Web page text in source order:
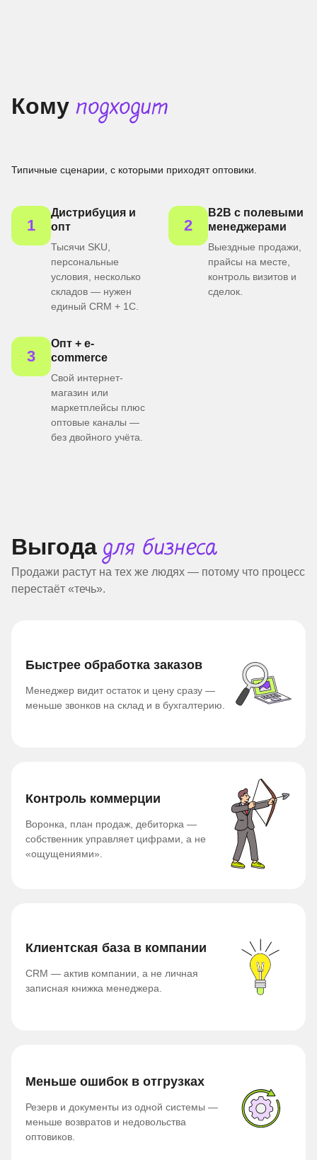
Кому подходит
Типичные сценарии, с которыми приходят оптовики.
1
Дистрибуция и
опт
Тысячи SKU,
персональные
условия, несколько
складов — нужен
единый CRM + 1С.
2
B2B с полевыми
менеджерами
Выездные продажи,
прайсы на месте,
контроль визитов и
сделок.
3
Опт + e-
commerce
Свой интернет-
магазин или
маркетплейсы плюс
оптовые каналы —
без двойного учёта.
Выгода для бизнеса
Продажи растут на тех же людях — потому что процесс
перестаёт «течь».
Быстрее обработка заказов
Менеджер видит остаток и цену сразу —
меньше звонков на склад и в бухгалтерию.
Контроль коммерции
Воронка, план продаж, дебиторка —
собственник управляет цифрами, а не
«ощущениями».
Клиентская база в компании
CRM — актив компании, а не личная
записная книжка менеджера.
Меньше ошибок в отгрузках
Резерв и документы из одной системы —
меньше возвратов и недовольства
оптовиков.